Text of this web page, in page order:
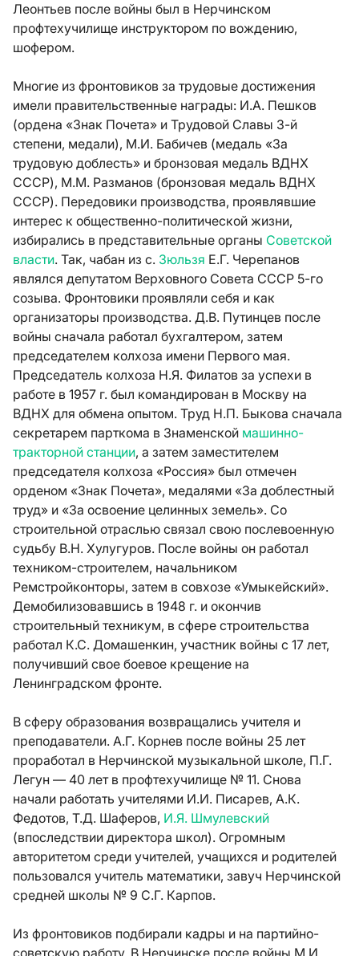
Леонтьев после войны был в Нерчинском
профтехучилище инструктором по вождению,
шофером.
Многие из фронтовиков за трудовые достижения
имели правительственные награды: И.А. Пешков
(ордена «Знак Почета» и Трудовой Славы 3-й
степени, медали), М.И. Бабичев (медаль «За
трудовую доблесть» и бронзовая медаль ВДНХ
СССР), М.М. Разманов (бронзовая медаль ВДНХ
СССР). Передовики производства, проявлявшие
интерес к общественно-политической жизни,
избирались в представительные органы Советской
власти. Так, чабан из с. Зюльзя Е.Г. Черепанов
являлся депутатом Верховного Совета СССР 5-го
созыва. Фронтовики проявляли себя и как
организаторы производства. Д.В. Путинцев после
войны сначала работал бухгалтером, затем
председателем колхоза имени Первого мая.
Председатель колхоза Н.Я. Филатов за успехи в
работе в 1957 г. был командирован в Москву на
ВДНХ для обмена опытом. Труд Н.П. Быкова сначала
секретарем парткома в Знаменской машинно-
тракторной станции, а затем заместителем
председателя колхоза «Россия» был отмечен
орденом «Знак Почета», медалями «За доблестный
труд» и «За освоение целинных земель». Со
строительной отраслью связал свою послевоенную
судьбу В.Н. Хулугуров. После войны он работал
техником-строителем, начальником
Ремстройконторы, затем в совхозе «Умыкейский».
Демобилизовавшись в 1948 г. и окончив
строительный техникум, в сфере строительства
работал К.С. Домашенкин, участник войны с 17 лет,
получивший свое боевое крещение на
Ленинградском фронте.
В сферу образования возвращались учителя и
преподаватели. А.Г. Корнев после войны 25 лет
проработал в Нерчинской музыкальной школе, П.Г.
Легун — 40 лет в профтехучилище № 11. Снова
начали работать учителями И.И. Писарев, А.К.
Федотов, Т.Д. Шаферов, И.Я. Шмулевский
(впоследствии директора школ). Огромным
авторитетом среди учителей, учащихся и родителей
пользовался учитель математики, завуч Нерчинской
средней школы № 9 С.Г. Карпов.
Из фронтовиков подбирали кадры и на партийно-
советскую работу. В Нерчинске после войны М.И.